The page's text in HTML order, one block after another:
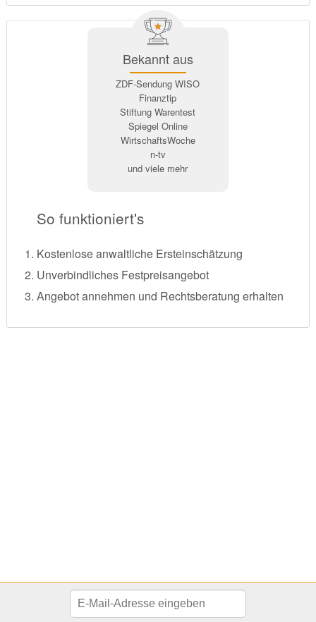
Bekannt aus
ZDF-Sendung WISO
Finanztip
Stiftung Warentest
Spiegel Online
WirtschaftsWoche
n-tv
und viele mehr
So funktioniert's
Kostenlose anwaltliche Ersteinschätzung
Unverbindliches Festpreisangebot
Angebot annehmen und Rechtsberatung erhalten